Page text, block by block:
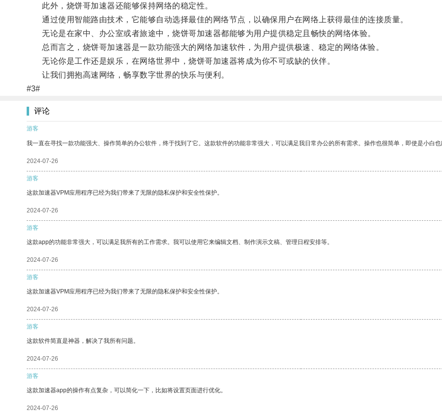
此外，烧饼哥加速器还能够保持网络的稳定性。
通过使用智能路由技术，它能够自动选择最佳的网络节点，以确保用户在网络上获得最佳的连接质量。
无论是在家中、办公室或者旅途中，烧饼哥加速器都能够为用户提供稳定且畅快的网络体验。
总而言之，烧饼哥加速器是一款功能强大的网络加速软件，为用户提供极速、稳定的网络体验。
无论你是工作还是娱乐，在网络世界中，烧饼哥加速器将成为你不可或缺的伙伴。
让我们拥抱高速网络，畅享数字世界的快乐与便利。
#3#
评论
游客
我一直在寻找一款功能强大、操作简单的办公软件，终于找到了它。这款软件的功能非常强大，可以满足我日常办公的所有需求。操作也很简单，即使是小白也
2024-07-26
游客
这款加速器VPM应用程序已经为我们带来了无限的隐私保护和安全性保护。
2024-07-26
游客
这款app的功能非常强大，可以满足我所有的工作需求。我可以使用它来编辑文档、制作演示文稿、管理日程安排等。
2024-07-26
游客
这款加速器VPM应用程序已经为我们带来了无限的隐私保护和安全性保护。
2024-07-26
游客
这款软件简直是神器，解决了我所有问题。
2024-07-26
游客
这款加速器app的操作有点复杂，可以简化一下，比如将设置页面进行优化。
2024-07-26